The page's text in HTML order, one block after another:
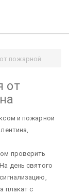
пожарной
от
и пожарной
проверить
день святого
плакат с